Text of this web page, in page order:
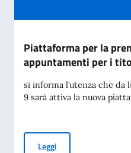
Piattaforma per la
appuntamenti per i
si informa l’utenza che da
9 sarà attiva la nuova
LeggiPiattaforma per la